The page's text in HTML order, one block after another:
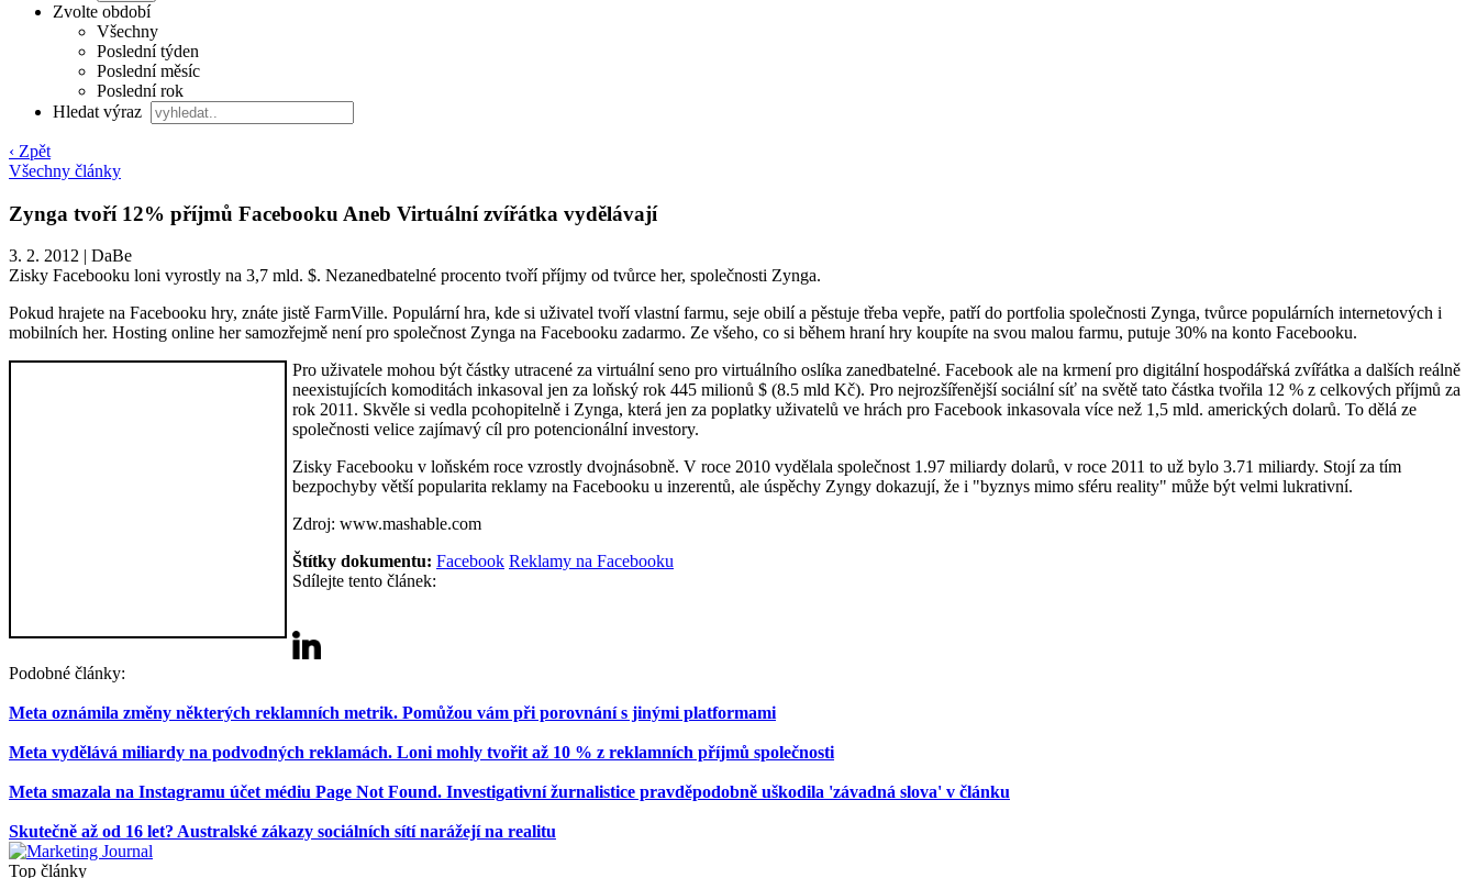
Zvolte období
Všechny
Poslední týden
Poslední měsíc
Poslední rok
Hledat výraz
‹ Zpět
Všechny články
Zynga tvoří 12% příjmů Facebooku Aneb Virtuální zvířátka vydělávají
3. 2. 2012 | DaBe
Zisky Facebooku loni vyrostly na 3,7 mld. $. Nezanedbatelné procento tvoří příjmy od tvůrce her, společnosti Zynga.
Pokud hrajete na Facebooku hry, znáte jistě FarmVille. Populární hra, kde si uživatel tvoří vlastní farmu, seje obilí a pěstuje třeba vepře, patří do portfolia společnosti Zynga, tvůrce populárních internetových i
mobilních her. Hosting online her samozřejmě není pro společnost Zynga na Facebooku zadarmo. Ze všeho, co si během hraní hry koupíte na svou malou farmu, putuje 30% na konto Facebooku.
Pro uživatele mohou být částky utracené za virtuální seno pro virtuálního oslíka zanedbatelné. Facebook ale na krmení pro digitální hospodářská zvířátka a dalších reálně
neexistujících komoditách inkasoval jen za loňský rok 445 milionů $ (8.5 mld Kč). Pro nejrozšířenější sociální síť na světě tato částka tvořila 12 % z celkových příjmů za
rok 2011. Skvěle si vedla pcohopitelně i Zynga, která jen za poplatky uživatelů ve hrách pro Facebook inkasovala více než 1,5 mld. amerických dolarů. To dělá ze
společnosti velice zajímavý cíl pro potencionální investory.
Zisky Facebooku v loňském roce vzrostly dvojnásobně. V roce 2010 vydělala společnost 1.97 miliardy dolarů, v roce 2011 to už bylo 3.71 miliardy. Stojí za tím
bezpochyby větší popularita reklamy na Facebooku u inzerentů, ale úspěchy Zyngy dokazují, že i "byznys mimo sféru reality" může být velmi lukrativní.
Zdroj: www.mashable.com
Štítky dokumentu: Facebook Reklamy na Facebooku
Sdílejte tento článek:
Podobné články:
Meta oznámila změny některých reklamních metrik. Pomůžou vám při porovnání s jinými platformami
Meta vydělává miliardy na podvodných reklamách. Loni mohly tvořit až 10 % z reklamních příjmů společnosti
Meta smazala na Instagramu účet médiu Page Not Found. Investigativní žurnalistice pravděpodobně uškodila 'závadná slova' v článku
Skutečně až od 16 let? Australské zákazy sociálních sítí narážejí na realitu
Top články